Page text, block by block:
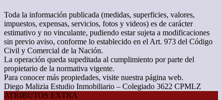
Toda la información publicada (medidas, superficies, valores,
impuestos, expensas, servicios, fotos y videos) es de carácter
estimativo y no vinculante, pudiendo estar sujeta a modificaciones
sin previo aviso, conforme lo establecido en el Art. 973 del Código
Civil y Comercial de la Nación.
La operación queda supeditada al cumplimiento por parte del
propietario de la normativa vigente.
Para conocer más propiedades, visite nuestra página web.
Diego Malizia Estudio Inmobiliario – Colegiado 3622 CPMLZ
ATRIBUTOS EXTRA